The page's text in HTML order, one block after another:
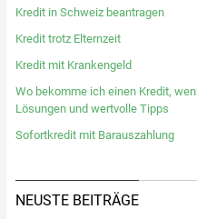
Kredit in Schweiz beantragen
Kredit trotz Elternzeit
Kredit mit Krankengeld
Wo bekomme ich einen Kredit,
Lösungen und wertvolle Tipps
Sofortkredit mit Barauszahlung
NEUSTE BEITRÄGE